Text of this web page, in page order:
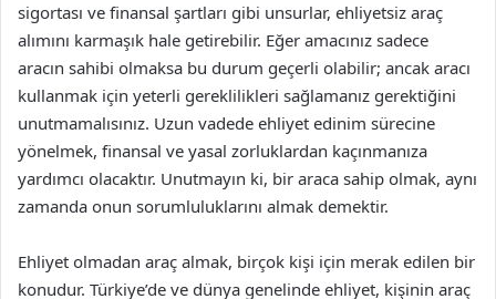
sigortası ve finansal şartları gibi unsurlar, ehliyetsiz araç
alımını karmaşık hale getirebilir. Eğer amacınız sadece
aracın sahibi olmaksa bu durum geçerli olabilir; ancak aracı
kullanmak için yeterli gereklilikleri sağlamanız gerektiğini
unutmamalısınız. Uzun vadede ehliyet edinim sürecine
yönelmek, finansal ve yasal zorluklardan kaçınmanıza
yardımcı olacaktır. Unutmayın ki, bir araca sahip olmak, aynı
zamanda onun sorumluluklarını almak demektir.
Ehliyet olmadan araç almak, birçok kişi için merak edilen bir
konudur. Türkiye’de ve dünya genelinde ehliyet, kişinin araç